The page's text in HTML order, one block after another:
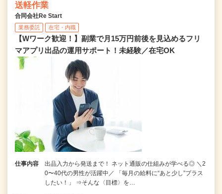
送軽作業
合同会社Re Start
業務委託 在宅・内職
【Wワーク歓迎！】副業で月15万円前後を見込めるフリ
マアプリ出品の運用サポート！未経験／在宅OK
仕事内容
出品入力から発送まで！ ネット通販の仕組みが学べる◎ ＼2
0〜40代の男性が活躍中／ 「毎月の給料に“あと少し”プラス
したい！」 ⇒そんな〈目標〉を…